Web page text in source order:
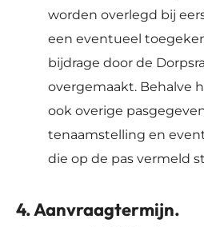
worden overlegd bij
een eventueel
bijdrage door de
overgemaakt. Behalve
ook overige
tenaamstelling en
die op de pas vermeld
4. Aanvraagtermijn.